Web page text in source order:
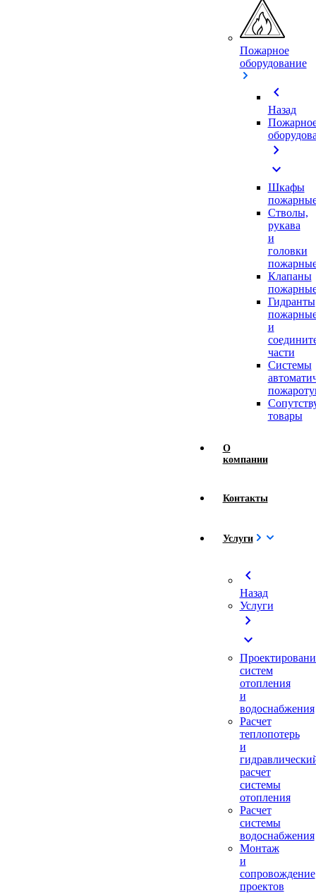
Пожарное
оборудование
chevron_left
Назад
chevron_right
expand_more
Шкафы
Стволы,
рукава
и
головки
Клапаны
Гидранты
и
части
Системы
товары
О
компании
Контакты
Услуги
chevron_left
Назад
Услуги
chevron_right
expand_more
систем
отопления
и
водоснабжения
Расчет
теплопотерь
и
расчет
системы
отопления
Расчет
системы
водоснабжения
Монтаж
и
сопровождение
проектов